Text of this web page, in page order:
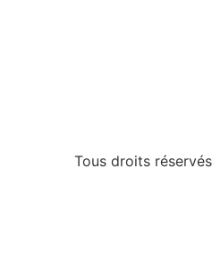
Tous droits réservés